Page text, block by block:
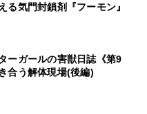
る気門封鎖剤『フーモン』
ーガールの害獣日誌《第9
合う解体現場(後編)